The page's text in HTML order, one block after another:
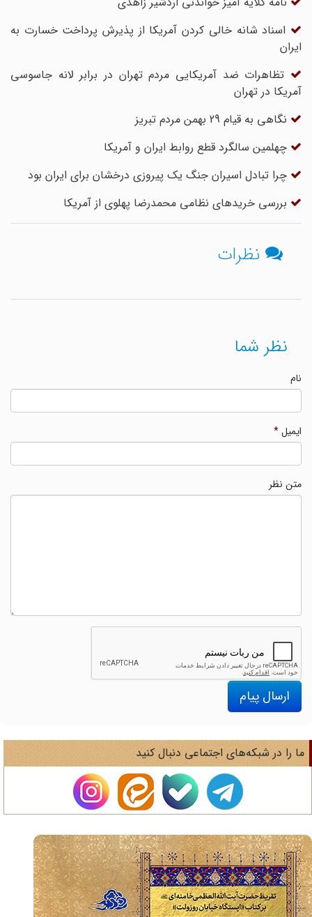
اسناد شانه خالی کردن آمریکا از پذیرش پرداخت خسارت به
ایران
تظاهرات ضد آمریکایی مردم تهران در برابر لانه جاسوسی
آمریکا در تهران
نگاهی به قیام 29 بهمن مردم تبریز
چهلمین سالگرد قطع روابط ایران و آمریکا
چرا تبادل اسیران جنگ یک پیروزی درخشان برای ایران بود
بررسی خریدهای نظامی محمدرضا پهلوی از آمریکا
نظرات
نظر شما
ایمیل*
متن نظر
ارسال پیام
را در شبکه‌های اجتماعی دنبال کنید